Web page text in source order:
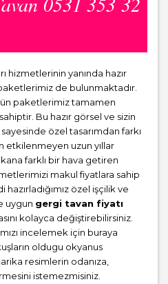
hizmetlerinin yanında hazır
de bulunmaktadır.
paketlerimiz tamamen
Bu hazır görsel ve sizin
özel tasarımdan farkı
etkilenmeyen uzun yıllar
farklı bir hava getiren
makul fiyatlara sahip
özel işçilik ve
uygun gergi tavan fiyatı
kolayca değiştirebilirsiniz.
incelemek için buraya
oldugu okyanus
resimlerin odanıza,
istemezmisiniz.